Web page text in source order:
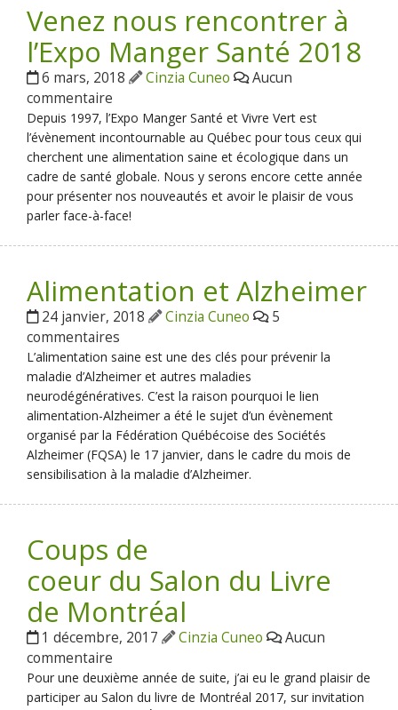
Venez nous rencontrer à
l’Expo Manger Santé 2018
6 mars, 2018 Cinzia Cuneo
Aucun
commentaire
Depuis 1997, l’Expo Manger Santé et Vivre Vert est
l’évènement incontournable au Québec pour tous ceux qui
cherchent une alimentation saine et écologique dans un
cadre de santé globale. Nous y serons encore cette année
pour présenter nos nouveautés et avoir le plaisir de vous
parler face-à-face!
Alimentation et Alzheimer
24 janvier, 2018 Cinzia Cuneo
5
commentaires
L’alimentation saine est une des clés pour prévenir la
maladie d’Alzheimer et autres maladies
neurodégénératives. C’est la raison pourquoi le lien
alimentation-Alzheimer a été le sujet d’un évènement
organisé par la Fédération Québécoise des Sociétés
Alzheimer (FQSA) le 17 janvier, dans le cadre du mois de
sensibilisation à la maladie d’Alzheimer.
Coups de
coeur du Salon du Livre
de Montréal
1 décembre, 2017 Cinzia Cuneo
Aucun
commentaire
Pour une deuxième année de suite, j’ai eu le grand plaisir de
participer au Salon du livre de Montréal 2017, sur invitation